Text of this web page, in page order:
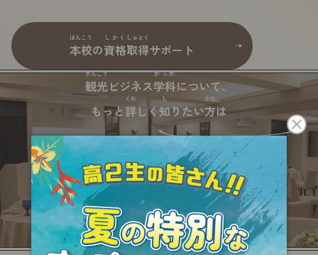
本校
ほんこう
の資格
しかく
取得
しゅとく
サポート
観光
かんこう
ビジネス学科
がっか
について、
もっと詳
くわ
しく知
し
りたい方
かた
は